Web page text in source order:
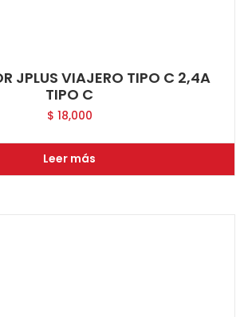
JPLUS VIAJERO TIPO C 2,4A
TIPO C
$ 18,000
Leer más